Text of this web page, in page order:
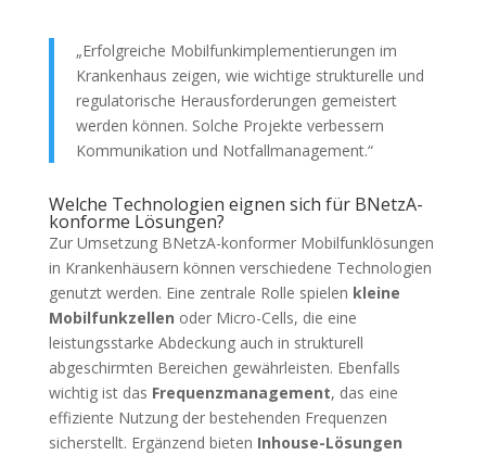
„Erfolgreiche Mobilfunkimplementierungen im
Krankenhaus zeigen, wie wichtige strukturelle und
regulatorische Herausforderungen gemeistert
werden können. Solche Projekte verbessern
Kommunikation und Notfallmanagement.“
Welche Technologien eignen sich für BNetzA-
konforme Lösungen?
Zur Umsetzung BNetzA-konformer Mobilfunklösungen
in Krankenhäusern können verschiedene Technologien
genutzt werden. Eine zentrale Rolle spielen kleine
Mobilfunkzellen oder Micro-Cells, die eine
leistungsstarke Abdeckung auch in strukturell
abgeschirmten Bereichen gewährleisten. Ebenfalls
wichtig ist das Frequenzmanagement, das eine
effiziente Nutzung der bestehenden Frequenzen
sicherstellt. Ergänzend bieten Inhouse-Lösungen